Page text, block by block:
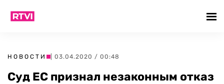
НОВОСТИ | 03.04.2020 / 00:48
Суд ЕС признал незаконным отказ